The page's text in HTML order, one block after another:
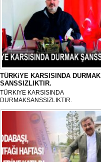
TÜRKiYE KARSISINDA DURMAK
SANSSIZLIKTIR.
TÜRKIYE KARSISINDA
DURMAKSANSSIZLIKTIR.